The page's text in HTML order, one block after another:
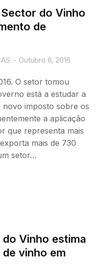
Sector do Vinho
de
Outubro 6, 2016
O setor tomou
está a estudar a
novo imposto sobre os
a aplicação
que representa mais
mais de 730
setor…
Vinho estima
vinho em